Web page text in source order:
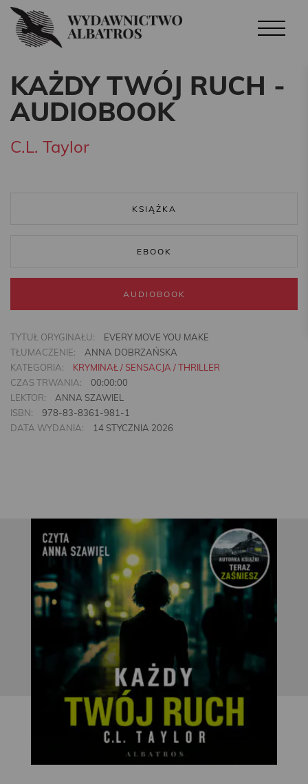
KAŻDY TWÓJ RUCH -
AUDIOBOOK
C.L. Taylor
KSIĄŻKA
EBOOK
AUDIOBOOK
TYTUŁ ORYGINAŁU:
EVERY MOVE YOU MAKE
TŁUMACZENIE:
ANNA DOBRZAŃSKA
KATEGORIA:
KRYMINAŁ / SENSACJA / THRILLER
CZAS TRWANIA:
00:00:00
LEKTOR:
ANNA SZAWIEL
ISBN:
978-83-8361-981-1
DATA WYDANIA:
14 STYCZNIA 2026